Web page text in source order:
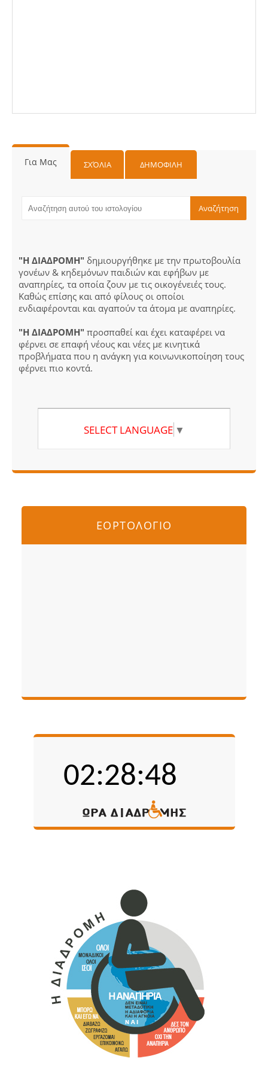
Για Μας ΣΧΌΛΙΑ ΔΗΜΟΦΙΛΗ
"Η ΔΙΑΔΡΟΜΗ" δημιουργήθηκε με την πρωτοβουλία
γονέων & κηδεμόνων παιδιών και εφήβων με
αναπηρίες, τα οποία ζουν με τις οικογένειές τους.
Καθώς επίσης και από φίλους οι οποίοι
ενδιαφέρονται και αγαπούν τα άτομα με αναπηρίες.
"Η ΔΙΑΔΡΟΜΗ" προσπαθεί και έχει καταφέρει να
φέρνει σε επαφή νέους και νέες με κινητικά
προβλήματα που η ανάγκη για κοινωνικοποίηση τους
φέρνει πιο κοντά.
SELECT LANGUAGE ▼
ΕΟΡΤΟΛΟΓΙΟ